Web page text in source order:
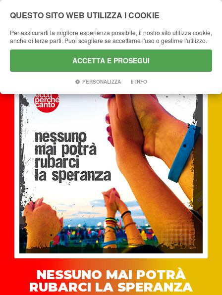
CHRISTIAN MUSIC
NESSUNO MAI POTRÀ
RUBARCI LA SPERANZA
QUESTO SITO WEB UTILIZZA I COOKIE
Per assicurarti la migliore esperienza possibile, il nostro sito utilizza cookie,
anche di terze parti. Puoi scegliere se accettarne l'uso o gestirne l'utilizzo.
ACCETTA E PROSEGUI
PERSONALIZZA INFO